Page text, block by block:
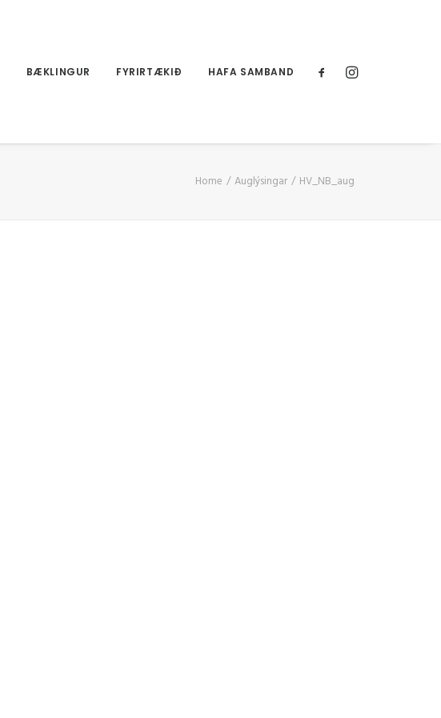
BÆKLINGUR FYRIRTÆKIÐ HAFA SAMBAND
Home Auglýsingar HV_NB_aug